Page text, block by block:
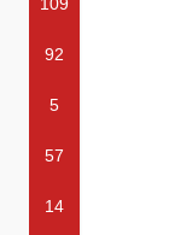
92
5
57
14